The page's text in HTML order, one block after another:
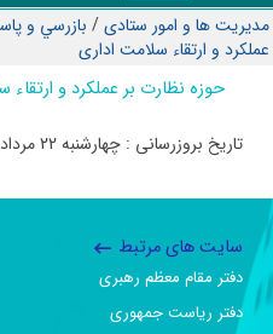
مدیریت ها و امور ستادی/ بازرسي و
عملکرد و ارتقاء سلامت اداری
حوزه نظارت بر عملکرد و ارتقاء
تاریخ بروزرسانی : چهارشنبه 22 مرداد 1404
سایت های مرتبط
دفتر مقام معظم رهبری
دفتر ریاست جمهوری